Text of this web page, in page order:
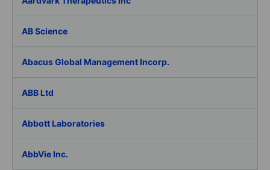
AB Science
Abacus Global Management Incorp.
ABB Ltd
Abbott Laboratories
AbbVie Inc.